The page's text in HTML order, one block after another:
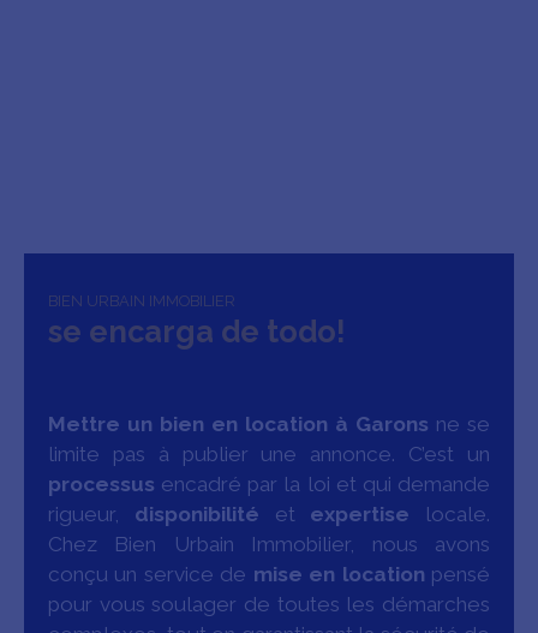
BIEN URBAIN IMMOBILIER
se encarga de todo!
Mettre un bien en location à Garons ne se
limite pas à publier une annonce. C’est un
processus encadré par la loi et qui demande
rigueur, disponibilité et expertise locale.
Chez Bien Urbain Immobilier, nous avons
conçu un service de mise en location pensé
pour vous soulager de toutes les démarches